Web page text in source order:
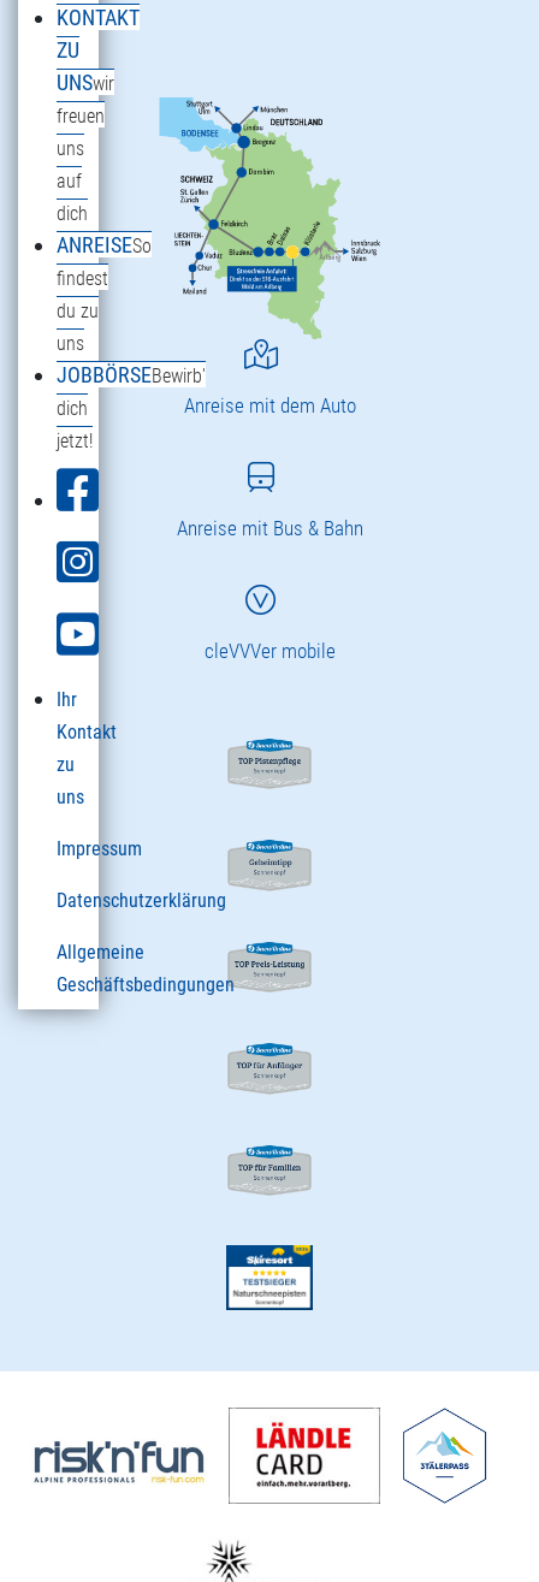
KONTAKT
ZU
UNSwir
freuen
uns
auf
dich
ANREISESo
findest
du zu
uns
JOBBÖRSEBewirb'
dich
jetzt!
Ihr
Kontakt
zu
uns
Impressum
Datenschutzerklärung
Allgemeine
Geschäftsbedingungen
Anreise mit dem Auto
Anreise mit Bus & Bahn
cleVVVer mobile